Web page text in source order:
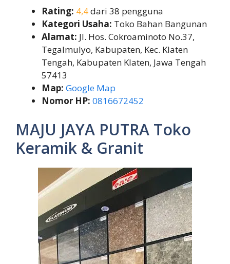
Rating: 4,4dari 38 pengguna
Kategori Usaha: Toko Bahan Bangunan
Alamat: Jl. Hos. Cokroaminoto No.37,
Tegalmulyo, Kabupaten, Kec. Klaten
Tengah, Kabupaten Klaten, Jawa Tengah
57413
Map: Google Map
Nomor HP: 0816672452
MAJU JAYA PUTRA Toko
Keramik & Granit